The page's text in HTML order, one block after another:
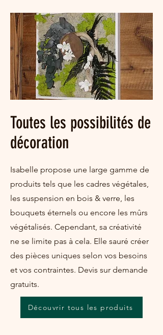
Toutes les possibilités de
décoration
Isabelle propose une large gamme de
produits tels que les cadres végétales,
les suspension en bois & verre, les
bouquets éternels ou encore les mûrs
végétalisés. Cependant, sa créativité
ne se limite pas à cela. Elle sauré créer
des pièces uniques selon vos besoins
et vos contraintes. Devis sur demande
gratuits.
Découvrir tous les produits